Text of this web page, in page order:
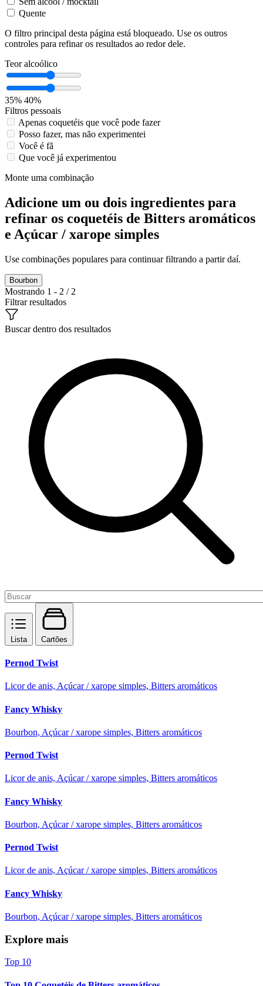
Quente
O filtro principal desta página está bloqueado. Use os outros
controles para refinar os resultados ao redor dele.
Teor alcoólico
35% 40%
Filtros pessoais
Apenas coquetéis que você pode fazer
Posso fazer, mas não experimentei
Você é fã
Que você já experimentou
Monte uma combinação
Adicione um ou dois ingredientes para
refinar os coquetéis de Bitters aromáticos
e Açúcar / xarope simples
Use combinações populares para continuar filtrando a partir daí.
Bourbon
Mostrando 1 - 2 / 2
Filtrar resultados
Buscar dentro dos resultados
Lista Cartões
Pernod Twist
Licor de anis, Açúcar / xarope simples, Bitters aromáticos
Fancy Whisky
Bourbon, Açúcar / xarope simples, Bitters aromáticos
Pernod Twist
Licor de anis, Açúcar / xarope simples, Bitters aromáticos
Fancy Whisky
Bourbon, Açúcar / xarope simples, Bitters aromáticos
Pernod Twist
Licor de anis, Açúcar / xarope simples, Bitters aromáticos
Fancy Whisky
Bourbon, Açúcar / xarope simples, Bitters aromáticos
Explore mais
Top 10